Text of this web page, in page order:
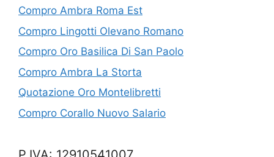
Compro Ambra Roma Est
Compro Lingotti Olevano Romano
Compro Oro Basilica Di San Paolo
Compro Ambra La Storta
Quotazione Oro Montelibretti
Compro Corallo Nuovo Salario